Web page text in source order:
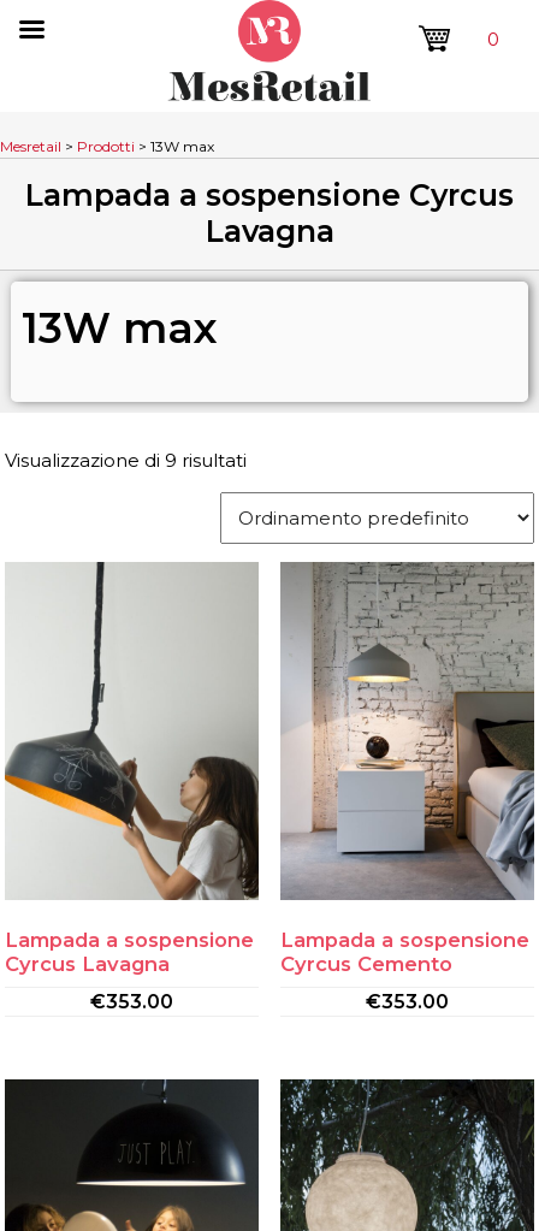
0
Mesretail > Prodotti > 13W max
Lampada a sospensione Cyrcus
Lavagna
13W max
Visualizzazione di 9 risultati
Lampada a sospensione
Cyrcus Lavagna
€353.00
Lampada a sospensione
Cyrcus Cemento
€353.00